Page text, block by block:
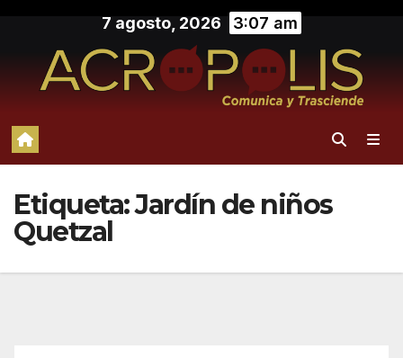
contenido
7 agosto, 2026 3:07 am
Etiqueta:Jardín de niños
Quetzal